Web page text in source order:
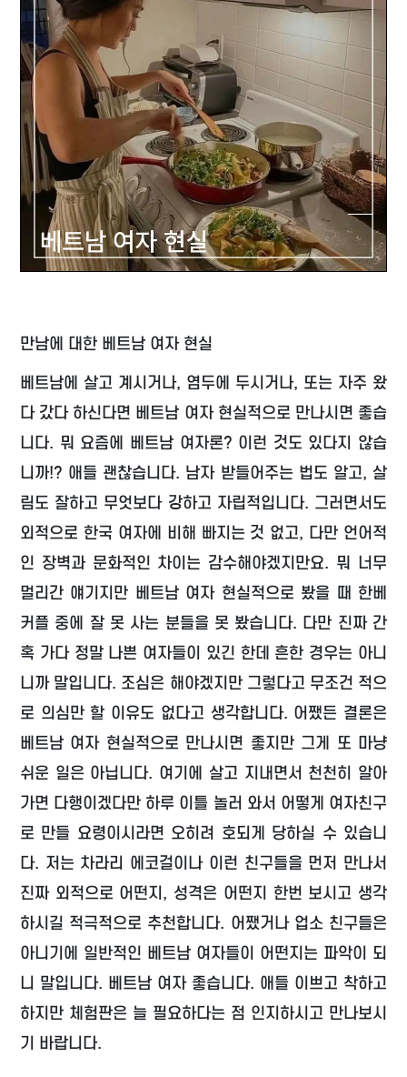
만남에 대한 베트남 여자 현실
베트남에 살고 계시거나, 염두에 두시거나, 또는 자주 왔
다 갔다 하신다면 베트남 여자 현실적으로 만나시면 좋습
니다. 뭐 요즘에 베트남 여자론? 이런 것도 있다지 않습
니까!? 애들 괜찮습니다. 남자 받들어주는 법도 알고, 살
림도 잘하고 무엇보다 강하고 자립적입니다. 그러면서도
외적으로 한국 여자에 비해 빠지는 것 없고, 다만 언어적
인 장벽과 문화적인 차이는 감수해야겠지만요. 뭐 너무
멀리간 얘기지만 베트남 여자 현실적으로 봤을 때 한베
커플 중에 잘 못 사는 분들을 못 봤습니다. 다만 진짜 간
혹 가다 정말 나쁜 여자들이 있긴 한데 흔한 경우는 아니
니까 말입니다. 조심은 해야겠지만 그렇다고 무조건 적으
로 의심만 할 이유도 없다고 생각합니다. 어쨌든 결론은
베트남 여자 현실적으로 만나시면 좋지만 그게 또 마냥
쉬운 일은 아닙니다. 여기에 살고 지내면서 천천히 알아
가면 다행이겠다만 하루 이틀 놀러 와서 어떻게 여자친구
로 만들 요령이시라면 오히려 호되게 당하실 수 있습니
다. 저는 차라리 에코걸이나 이런 친구들을 먼저 만나서
진짜 외적으로 어떤지, 성격은 어떤지 한번 보시고 생각
하시길 적극적으로 추천합니다. 어쨌거나 업소 친구들은
아니기에 일반적인 베트남 여자들이 어떤지는 파악이 되
니 말입니다. 베트남 여자 좋습니다. 애들 이쁘고 착하고
하지만 체험판은 늘 필요하다는 점 인지하시고 만나보시
기 바랍니다.